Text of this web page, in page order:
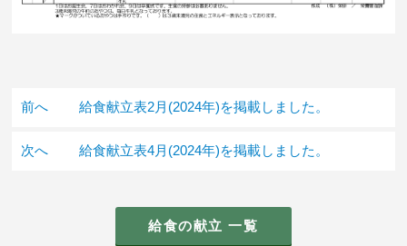
前へ 給食献立表2月(2024年)を掲載しました。
次へ 給食献立表4月(2024年)を掲載しました。
給食の献立 一覧